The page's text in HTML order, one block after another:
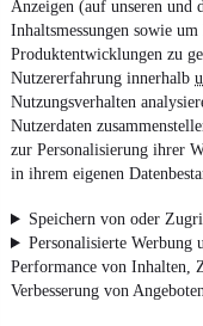
Anzeigen (auf unseren und
Inhaltsmessungen sowie
Produktentwicklungen zu
Nutzererfahrung innerhalb
Nutzungsverhalten
Nutzerdaten
zur Personalisierung ihrer
in ihrem eigenen
Speichern von oder
Personalisierte Werbung
Performance von Inhalten,
Verbesserung von
4.6 Sterne
Nutze
Impressum